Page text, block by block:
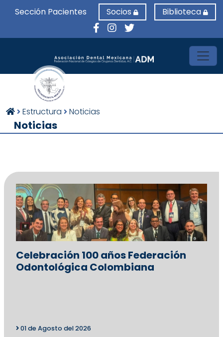
Sección Pacientes Socios Biblioteca
Estructura Noticias
Noticias
Celebración 100 años Federación
Odontológica Colombiana
01 de Agosto del 2026